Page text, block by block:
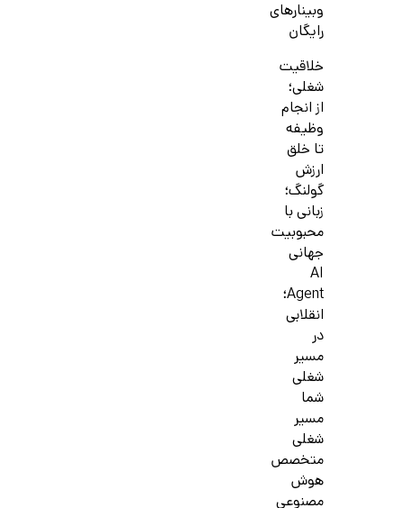
وبینارهای
رایگان
خلاقیت
شغلی؛
از انجام
وظیفه
تا خلق
ارزش
گولنگ؛
زبانی با
محبوبیت
جهانی
AI
Agent؛
انقلابی
در
مسیر
شغلی
شما
مسیر
شغلی
متخصص
هوش
مصنوعی